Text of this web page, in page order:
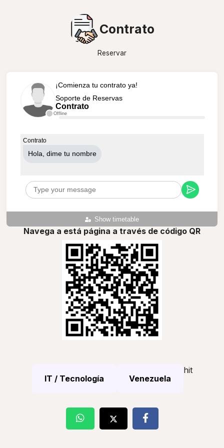
Contrato
Reservar
Offline
¡Comienza tu contrato ya!
Soporte de Reservas
Contrato
Show timetable
Contrato
Hola, dime tu nombre
Navega a está página a través de código QR
IT / Tecnología Venezuela
hit